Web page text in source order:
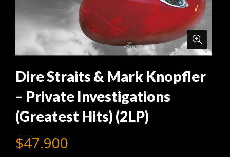
Dire Straits & Mark Knopfler
– Private Investigations
(Greatest Hits) (2LP)
$47.900